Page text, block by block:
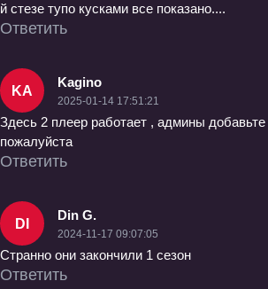
й стезе тупо кусками все показано....
Ответить
KA
Kagino
2025-01-14 17:51:21
Здесь 2 плеер работает , админы добавьте
пожалуйста
Ответить
DI
Din G.
2024-11-17 09:07:05
Странно они закончили 1 сезон
Ответить